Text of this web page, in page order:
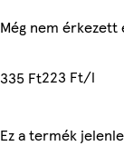
Még nem
335 Ft223 Ft/l
Ez a termék